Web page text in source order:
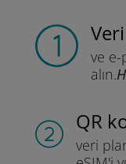
ve e-
alın.
QR
veri